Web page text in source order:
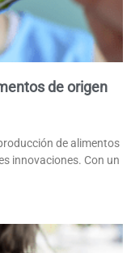
de origen
de alimentos
innovaciones. Con un